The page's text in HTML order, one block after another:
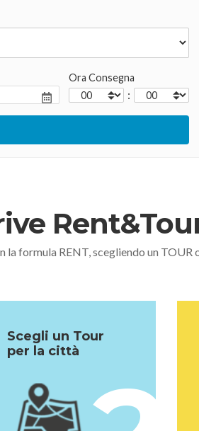
Ora Consegna
:
formula RENT, scegliendo un TOUR
Scegli un Tour
per la città